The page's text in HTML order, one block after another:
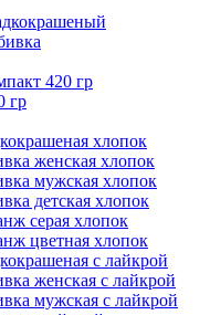
420 гр
гр
хлопок
женская хлопок
мужская хлопок
детская хлопок
серая хлопок
цветная хлопок
с лайкрой
женская с лайкрой
мужская с лайкрой